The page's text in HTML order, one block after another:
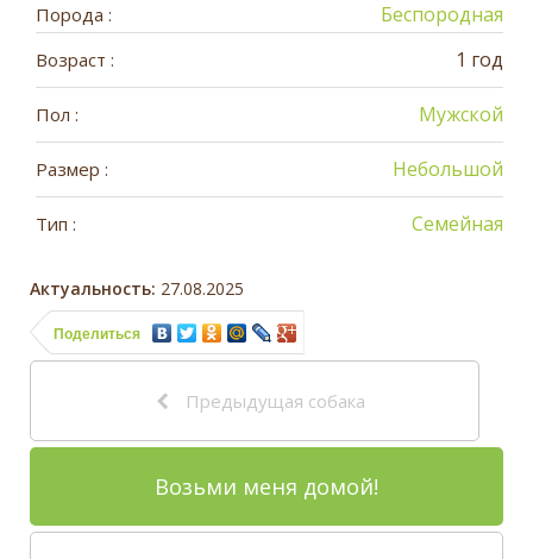
Порода : Беспородная
Возраст : 1 год
Пол : Мужской
Размер : Небольшой
Тип : Семейная
Актуальность: 27.08.2025
Поделиться
Предыдущая собака
Возьми меня домой!